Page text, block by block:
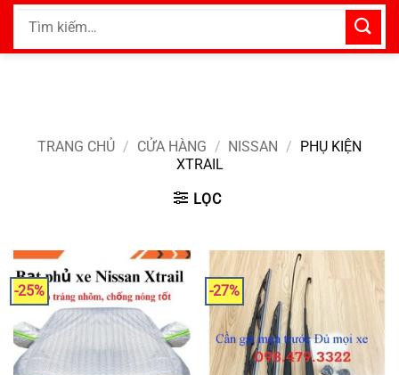
Bỏ
nội
Tìm
TRANG CHỦ / CỬA HÀNG / NISSAN / PHỤ KIỆN
XTRAIL
LỌC
-25% -27%